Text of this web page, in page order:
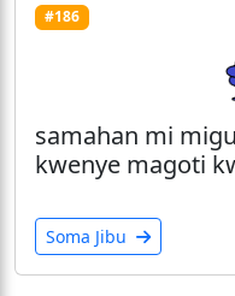
#186
samahan mi
kwenye magoti
Soma Jibu